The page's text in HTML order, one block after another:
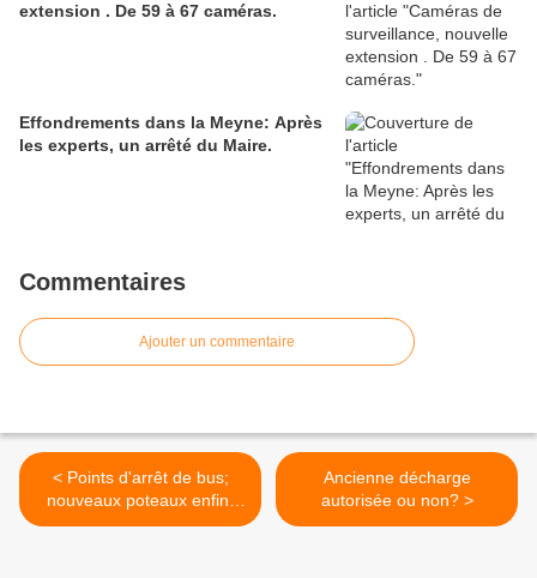
extension . De 59 à 67 caméras.
Effondrements dans la Meyne: Après
les experts, un arrêté du Maire.
Commentaires
Ajouter un commentaire
< Points d'arrêt de bus;
nouveaux poteaux enfin,
mais...
Ancienne décharge
autorisée ou non? >